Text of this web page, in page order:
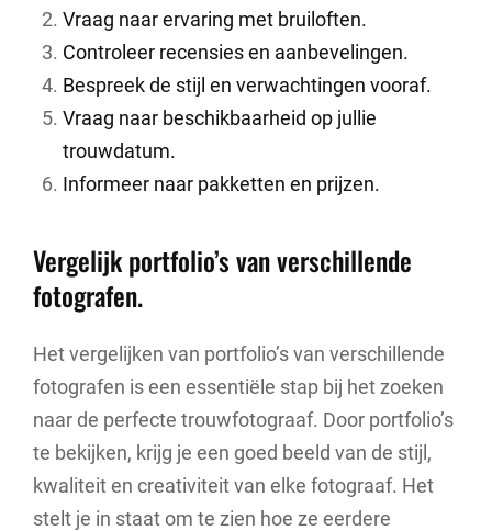
Vraag naar ervaring met bruiloften.
Controleer recensies en aanbevelingen.
Bespreek de stijl en verwachtingen vooraf.
Vraag naar beschikbaarheid op jullie
trouwdatum.
Informeer naar pakketten en prijzen.
Vergelijk portfolio’s van verschillende
fotografen.
Het vergelijken van portfolio’s van verschillende
fotografen is een essentiële stap bij het zoeken
naar de perfecte trouwfotograaf. Door portfolio’s
te bekijken, krijg je een goed beeld van de stijl,
kwaliteit en creativiteit van elke fotograaf. Het
stelt je in staat om te zien hoe ze eerdere